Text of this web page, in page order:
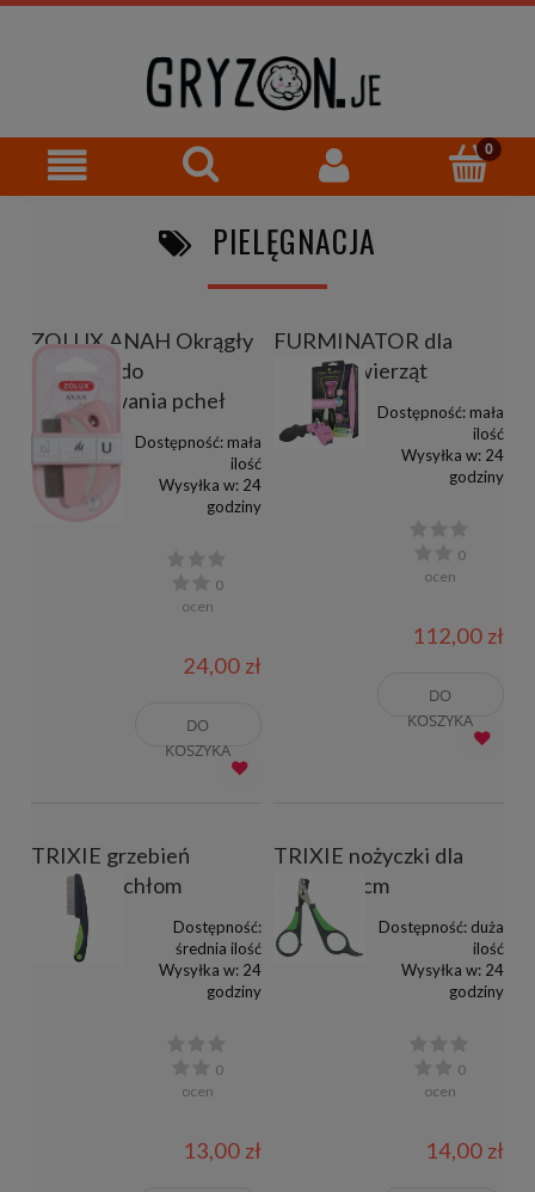
PIELĘGNACJA
ZOLUX ANAH Okrągły
grzebień do
wyczesywania pcheł
Dostępność: mała
ilość
Wysyłka w: 24
godziny
0
ocen
24,00 zł
DO
KOSZYKA
FURMINATOR dla
małych zwierząt
Dostępność: mała
ilość
Wysyłka w: 24
godziny
0
ocen
112,00 zł
DO
KOSZYKA
TRIXIE grzebień
przeciw pchłom
Dostępność:
średnia ilość
Wysyłka w: 24
godziny
0
ocen
13,00 zł
TRIXIE nożyczki dla
gryzoni 8cm
Dostępność: duża
ilość
Wysyłka w: 24
godziny
0
ocen
14,00 zł